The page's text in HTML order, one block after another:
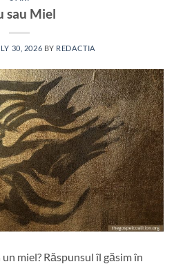
sau Miel
30, 2026 BY REDACTIA
miel? Răspunsul îl găsim în